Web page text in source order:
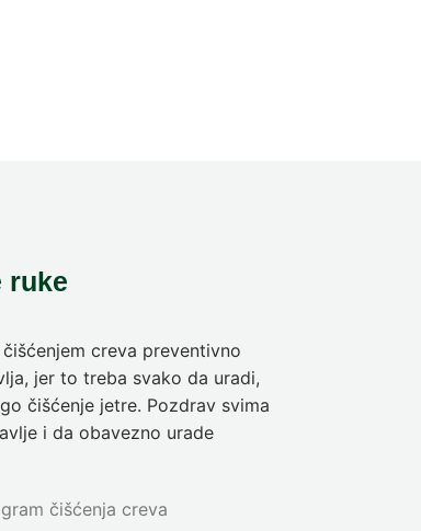
ruke
creva preventivno
jer to treba svako da uradi,
čišćenje jetre. Pozdrav svima
i da obavezno urade
čišćenja creva